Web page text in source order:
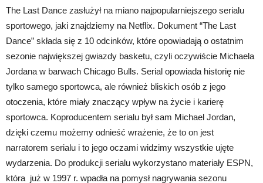
The Last Dance zasłużył na miano najpopularniejszego serialu
sportowego, jaki znajdziemy na Netflix. Dokument “The Last
Dance” składa się z 10 odcinków, które opowiadają o ostatnim
sezonie największej gwiazdy basketu, czyli oczywiście Michaela
Jordana w barwach Chicago Bulls. Serial opowiada historię nie
tylko samego sportowca, ale również bliskich osób z jego
otoczenia, które miały znaczący wpływ na życie i karierę
sportowca. Koproducentem serialu był sam Michael Jordan,
dzięki czemu możemy odnieść wrażenie, że to on jest
narratorem serialu i to jego oczami widzimy wszystkie ujęte
wydarzenia. Do produkcji serialu wykorzystano materiały ESPN,
która już w 1997 r. wpadła na pomysł nagrywania sezonu